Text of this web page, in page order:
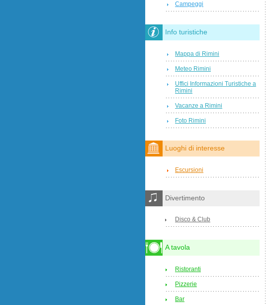
Campeggi
Info turistiche
Mappa di Rimini
Meteo Rimini
Uffici Informazioni Turistiche a
Rimini
Vacanze a Rimini
Foto Rimini
Luoghi di interesse
Escursioni
Divertimento
Disco & Club
A tavola
Ristoranti
Pizzerie
Bar